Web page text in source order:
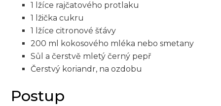
1 lžíce rajčatového protlaku
1 lžička cukru
1 lžíce citronové šťávy
200 ml kokosového mléka nebo smetany
Sůl a čerstvě mletý černý pepř
Čerstvý koriandr, na ozdobu
Postup